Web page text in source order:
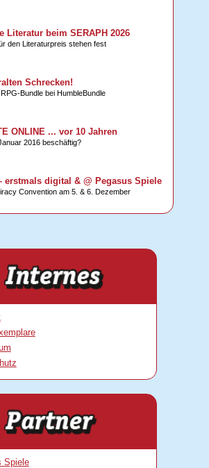
Literatur beim SERAPH 2026
den Literaturpreis stehen fest
Schrecken!
Bundle bei HumbleBundle
ONLINE ... vor 10 Jahren
2016 beschäftig?
erstmals digital & @ Pegasus Spiele
Convention am 5. & 6. Dezember
Spiele